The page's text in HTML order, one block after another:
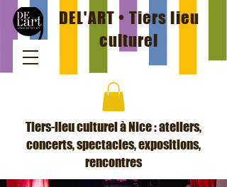
DEL'ART • Tiers lieu
culturel
Tiers-lieu culturel à Nice : ateliers,
concerts, spectacles, expositions,
rencontres